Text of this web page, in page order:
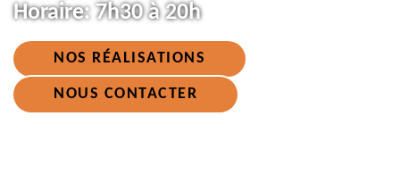
Horaire:7h30 à 20h
NOS RÉALISATIONS
NOUS CONTACTER